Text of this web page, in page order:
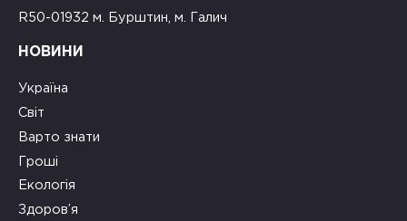
R50-01932 м. Бурштин, м. Галич
НОВИНИ
Україна
Світ
Варто знати
Гроші
Екологія
Здоров’я